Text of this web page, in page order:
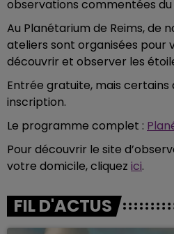
observations commentées du
Au Planétarium de Reims, de
ateliers sont organisées pour
découvrir et observer les
Entrée gratuite, mais certains
inscription.
Le programme complet :
Pour découvrir le site
votre domicile, cliquez ici.
FIL D'ACTUS